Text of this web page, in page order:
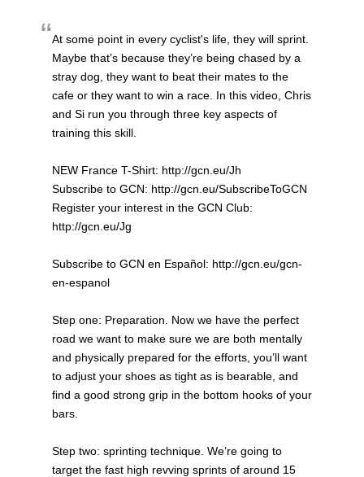
At some point in every cyclist's life, they will sprint.
Maybe that’s because they’re being chased by a
stray dog, they want to beat their mates to the
cafe or they want to win a race. In this video, Chris
and Si run you through three key aspects of
training this skill.
NEW France T-Shirt: http://gcn.eu/Jh
Subscribe to GCN: http://gcn.eu/SubscribeToGCN
Register your interest in the GCN Club:
http://gcn.eu/Jg
Subscribe to GCN en Español: http://gcn.eu/gcn-
en-espanol
Step one: Preparation. Now we have the perfect
road we want to make sure we are both mentally
and physically prepared for the efforts, you’ll want
to adjust your shoes as tight as is bearable, and
find a good strong grip in the bottom hooks of your
bars.
Step two: sprinting technique. We’re going to
target the fast high revving sprints of around 15